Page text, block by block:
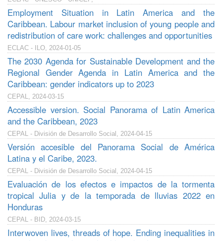
Employment Situation in Latin America and the
Caribbean. Labour market inclusion of young people and
redistribution of care work: challenges and opportunities
ECLAC - ILO, 2024-01-05
The 2030 Agenda for Sustainable Development and the
Regional Gender Agenda in Latin America and the
Caribbean: gender indicators up to 2023
CEPAL, 2024-03-15
Accessible version. Social Panorama of Latin America
and the Caribbean, 2023
CEPAL - División de Desarrollo Social, 2024-04-15
Versión accesible del Panorama Social de América
Latina y el Caribe, 2023.
CEPAL - División de Desarrollo Social, 2024-04-15
Evaluación de los efectos e impactos de la tormenta
tropical Julia y de la temporada de lluvias 2022 en
Honduras
CEPAL - BID, 2024-03-15
Interwoven lives, threads of hope. Ending inequalities in